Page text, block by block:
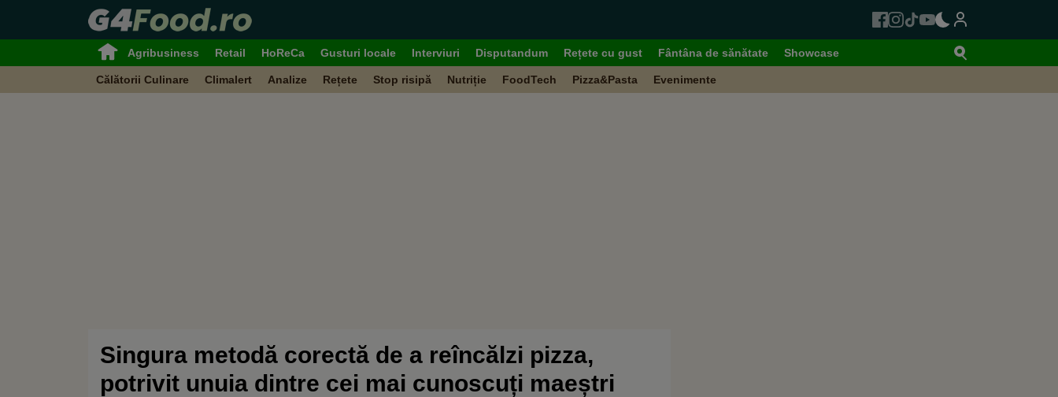
Agribusiness Retail HoReCa Gusturi locale Interviuri Disputandum Rețete cu gust Fântâna de sănătate Showcase
Călătorii Culinare Climalert Analize Rețete Stop risipă Nutriție FoodTech Pizza&Pasta Evenimente
Singura metodă corectă de a reîncălzi pizza,
potrivit unuia dintre cei mai cunoscuți maeștri